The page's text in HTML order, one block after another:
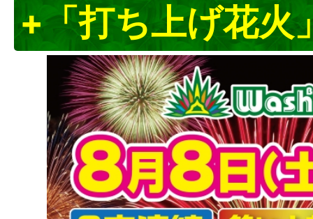
+「打ち上げ花火